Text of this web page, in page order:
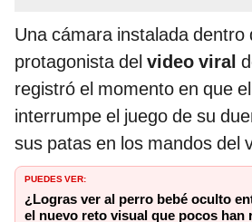
Una cámara instalada dentro
protagonista del video viral
registró el momento en que el
interrumpe el juego de su
sus patas en los mandos del
PUEDES VER:
¿Logras ver al perro bebé oculto
el nuevo reto visual que pocos han